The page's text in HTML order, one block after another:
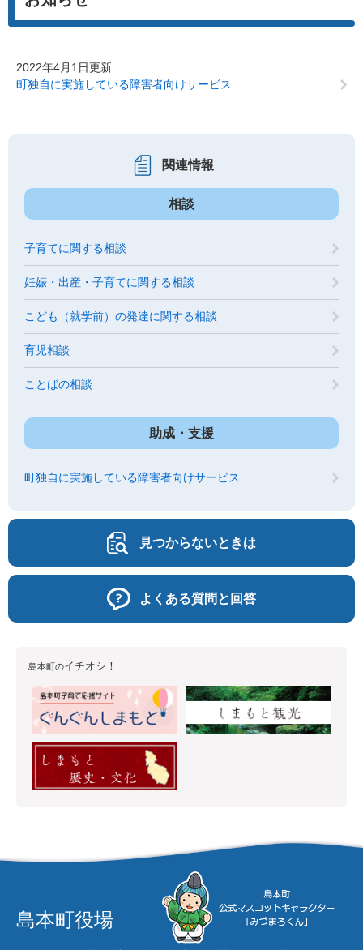
2022年4月1日更新
町独自に実施している障害者向けサービス
関連情報
相談
子育てに関する相談
妊娠・出産・子育てに関する相談
こども（就学前）の発達に関する相談
育児相談
ことばの相談
助成・支援
町独自に実施している障害者向けサービス
見つからないときは
よくある質問と回答
島本町のイチオシ！
島本町役場